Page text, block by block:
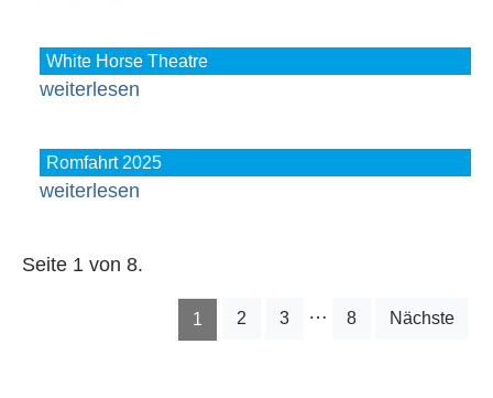
White Horse Theatre
weiterlesen
Romfahrt 2025
weiterlesen
Seite 1 von 8.
1 2 3 … 8 Nächste